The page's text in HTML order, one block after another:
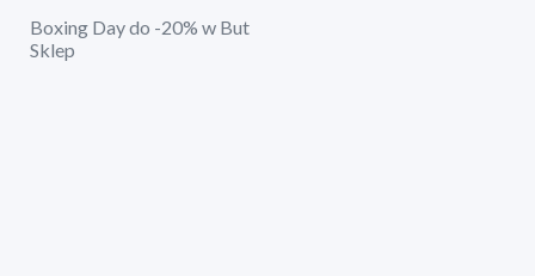
Boxing Day do -20% w But
Sklep